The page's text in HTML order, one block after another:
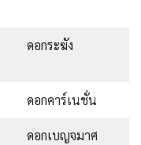
ดอกระฆัง
ดอกคาร์เนชั่น
ดอกเบญจมาศ